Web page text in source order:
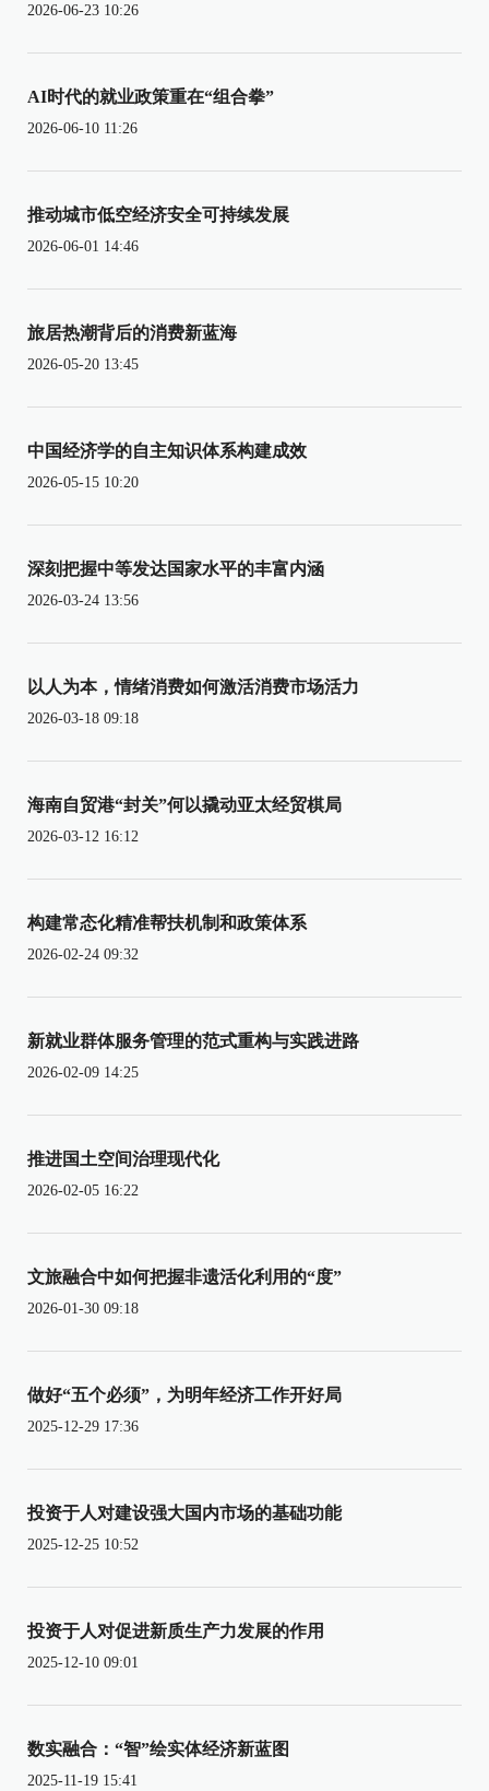
2026-06-23 10:26
AI时代的就业政策重在“组合拳”
2026-06-10 11:26
推动城市低空经济安全可持续发展
2026-06-01 14:46
旅居热潮背后的消费新蓝海
2026-05-20 13:45
中国经济学的自主知识体系构建成效
2026-05-15 10:20
深刻把握中等发达国家水平的丰富内涵
2026-03-24 13:56
以人为本，情绪消费如何激活消费市场活力
2026-03-18 09:18
海南自贸港“封关”何以撬动亚太经贸棋局
2026-03-12 16:12
构建常态化精准帮扶机制和政策体系
2026-02-24 09:32
新就业群体服务管理的范式重构与实践进路
2026-02-09 14:25
推进国土空间治理现代化
2026-02-05 16:22
文旅融合中如何把握非遗活化利用的“度”
2026-01-30 09:18
做好“五个必须”，为明年经济工作开好局
2025-12-29 17:36
投资于人对建设强大国内市场的基础功能
2025-12-25 10:52
投资于人对促进新质生产力发展的作用
2025-12-10 09:01
数实融合：“智”绘实体经济新蓝图
2025-11-19 15:41